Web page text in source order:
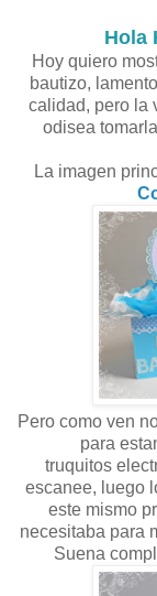
Hola
Hoy quiero
bautizo,
calidad, pero la
odisea
La imagen
Pero como ven
para
truquitos
escanee, luego
este mismo
necesitaba para
Suena